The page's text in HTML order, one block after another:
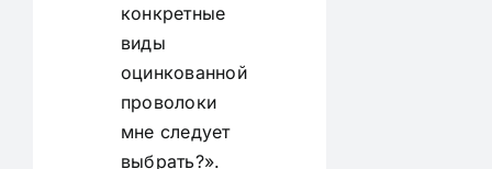
конкретные
виды
оцинкованной
проволоки
мне следует
выбрать?».